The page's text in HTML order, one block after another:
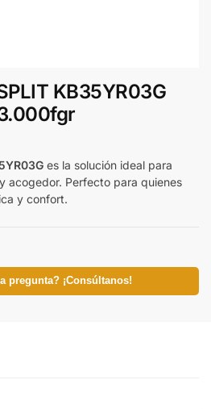
KB35YR03G
es la solución ideal para
acogedor. Perfecto para quienes
y confort.
pregunta? ¡Consúltanos!